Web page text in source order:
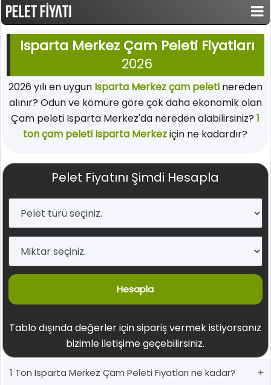
Isparta Merkez Çam Peleti Fiyatları
2026
2026 yılı en uygun Isparta Merkez çam peletinereden
alınır? Odun ve kömüre göre çok daha ekonomik olan
Çam peleti Isparta Merkez'da nereden alabilirsiniz?1
ton çam peleti Isparta Merkeziçin ne kadardır?
Pelet Fiyatını Şimdi Hesapla
Hesapla
Tablo dışında değerler için sipariş vermek istiyorsanız
bizimle iletişime geçebilirsiniz.
1 Ton Isparta Merkez Çam Peleti Fiyatları ne kadar?